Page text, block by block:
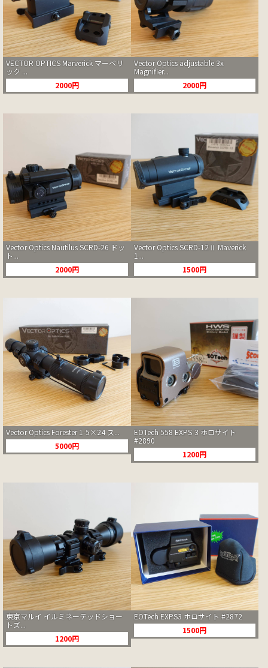
VECTOR OPTICS Marverick マーベリ
ック ...
2000円
Vector Optics adjustable 3x
Magnifier...
2000円
Vector Optics Nautilus SCRD-26 ドッ
ト...
2000円
Vector Optics SCRD-12Ⅱ Maverick
1...
1500円
Vector Optics Forester 1-5×24 ス...
5000円
EOTech 558 EXPS-3 ホロサイト
#2890
1200円
東京マルイ イルミネーテッドショー
トズ...
1200円
EOTech EXPS3 ホロサイト #2872
1500円